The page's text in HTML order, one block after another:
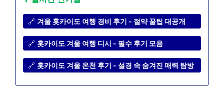
🔗 겨울 홋카이도 여행 경비 후기 - 절약 꿀팁 대공개
🔗 홋카이도 겨울 여행 디시 - 필수 후기 모음
🔗 홋카이도 겨울 온천 후기 - 설경 속 숨겨진 매력 탐방